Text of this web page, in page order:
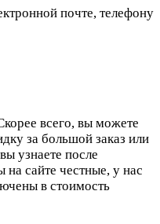
почте, телефону
всего, вы можете
за большой заказ или
узнаете после
на сайте честные, у нас
в стоимость